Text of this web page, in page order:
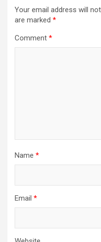
Your email address will
are marked *
Comment *
Name *
Email *